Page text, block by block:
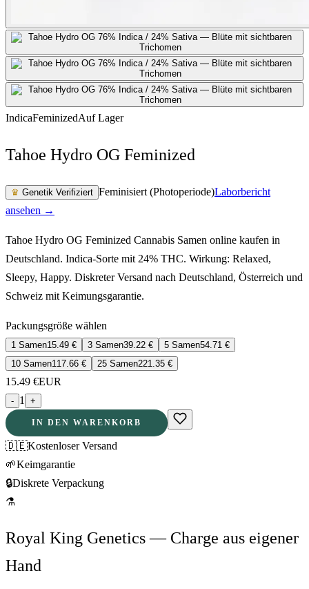
IndicaFeminizedAuf Lager
Tahoe Hydro OG Feminized
♛ Genetik Verifiziert Feminisiert (Photoperiode)Laborbericht
ansehen →
Tahoe Hydro OG Feminized Cannabis Samen online kaufen in
Deutschland. Indica-Sorte mit 24% THC. Wirkung: Relaxed,
Sleepy, Happy. Diskreter Versand nach Deutschland, Österreich und
Schweiz mit Keimungsgarantie.
Packungsgröße wählen
1 Samen15.49 € 3 Samen39.22 € 5 Samen54.71 €
10 Samen117.66 € 25 Samen221.35 €
15.49 €EUR
- 1 +
IN DEN WARENKORB
🇩🇪Kostenloser Versand
🌱Keimgarantie
🔒Diskrete Verpackung
⚗
Royal King Genetics — Charge aus eigener
Hand